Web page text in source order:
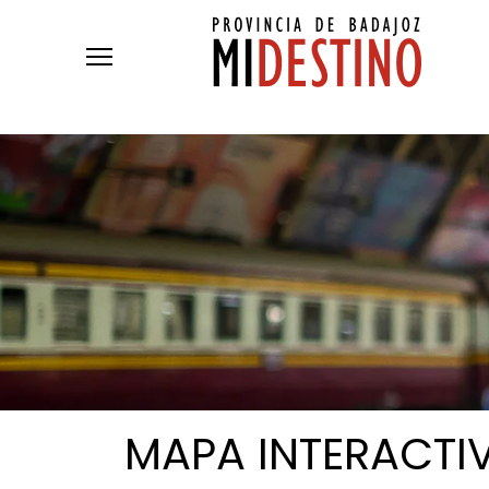
Pasar al contenido principal
MAPA